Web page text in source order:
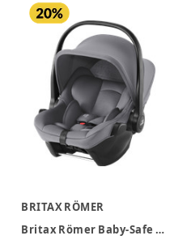
BRITAX RÖMER
Britax Römer Baby-Safe Core Autostol - Frost Grey